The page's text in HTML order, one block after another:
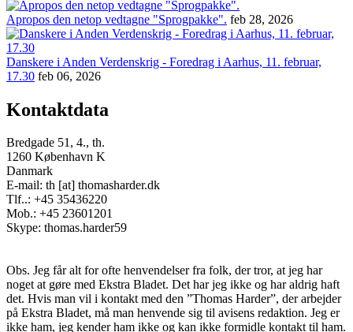
Apropos den netop vedtagne "Sprogpakke". feb 28, 2026
Danskere i Anden Verdenskrig - Foredrag i Aarhus, 11. februar,
17.30 feb 06, 2026
Kontaktdata
Bredgade 51, 4., th.
1260 København K
Danmark
E-mail: th [at] thomasharder.dk
Tlf..: +45 35436220
Mob.: +45 23601201
Skype: thomas.harder59
Obs. Jeg får alt for ofte henvendelser fra folk, der tror, at jeg har
noget at gøre med Ekstra Bladet. Det har jeg ikke og har aldrig haft
det. Hvis man vil i kontakt med den ”Thomas Harder”, der arbejder
på Ekstra Bladet, må man henvende sig til avisens redaktion. Jeg er
ikke ham, jeg kender ham ikke og kan ikke formidle kontakt til ham.